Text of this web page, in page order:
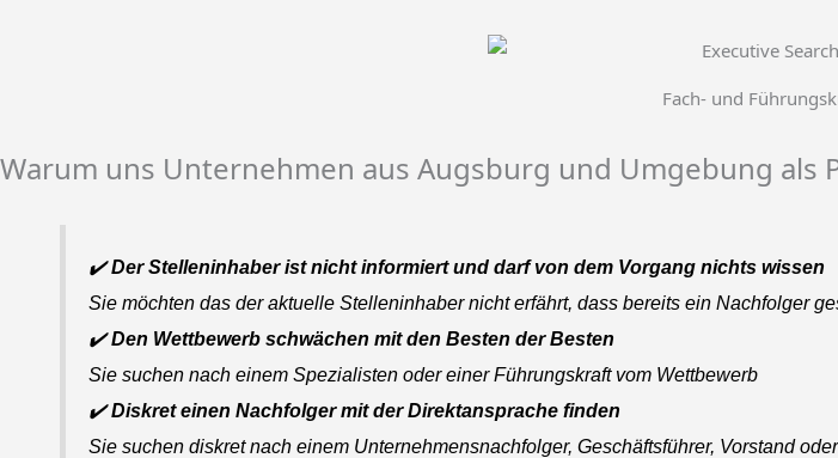
Fach- und
Warum uns Unternehmen aus Augsburg und Umgebung als
✔️Der Stelleninhaber ist nicht informiert und darf von dem Vorgang nichts wissen
Sie möchten das der aktuelle Stelleninhaber nicht erfährt, dass bereits ein Nachfolger
✔️Den Wettbewerb schwächen mit den Besten der Besten
Sie suchen nach einem Spezialisten oder einer Führungskraft vom Wettbewerb
✔️Diskret einen Nachfolger mit der Direktansprache finden
Sie suchen diskret nach einem Unternehmensnachfolger, Geschäftsführer, Vorstand